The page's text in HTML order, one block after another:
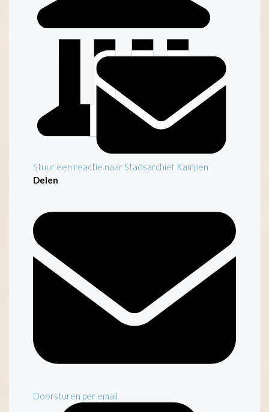
Stuur een reactie naar Stadsarchief Kampen
Delen
Doorsturen per email